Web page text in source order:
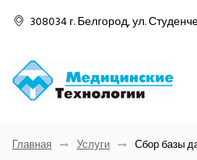
308034 г. Белгород, ул.
Главная Услуги Сбор базы